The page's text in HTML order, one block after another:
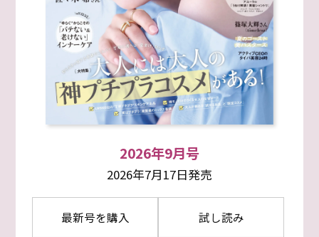
2026年9月号
2026年7月17日発売
最新号を購入 試し読み